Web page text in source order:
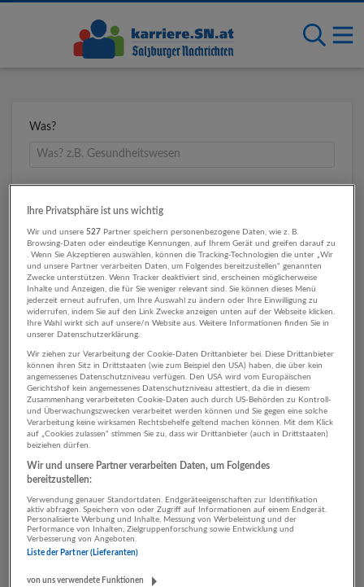
Was?
Umkreis
1 Handwerk Öffentliche
Verwaltung Unternehmen
Ihre Privatsphäre ist uns wichtig
Wir und unsere527 Partner speichern personenbezogene Daten, wie z. B.
Browsing-Daten oder eindeutige Kennungen, auf Ihrem Gerät und greifen darauf zu
. Wenn Sie Akzeptieren auswählen, können die Tracking-Technologien die unter „Wir
und unsere Partner verarbeiten Daten, um Folgendes bereitzustellen“ genannten
Zwecke unterstützen. Wenn Tracker deaktiviert sind, erscheinen möglicherweise
Inhalte und Anzeigen, die für Sie weniger relevant sind. Sie können dieses Menü
jederzeit erneut aufrufen, um Ihre Auswahl zu ändern oder Ihre Einwilligung zu
widerrufen, indem Sie auf den Link Zwecke anzeigen unten auf der Webseite klicken.
Ihre Wahl wirkt sich auf unsere/n Website aus. Weitere Informationen finden Sie in
unserer Datenschutzerklärung.
Wir ziehen zur Verarbeitung der Cookie-Daten Drittanbieter bei. Diese Drittanbieter
können ihren Sitz in Drittstaaten (wie zum Beispiel den USA) haben, die über kein
angemessenes Datenschutzniveau verfügen. Den USA wird vom Europäischen
Gerichtshof kein angemessenes Datenschutzniveau attestiert, da die in diesem
Zusammenhang verarbeiteten Cookie-Daten auch durch US-Behörden zu Kontroll-
und Überwachungszwecken verarbeitet werden können und Sie gegen eine solche
Verarbeitung keine wirksamen Rechtsbehelfe geltend machen können. Mit dem Klick
auf „Cookies zulassen“ stimmen Sie zu, dass wir Drittanbieter (auch in Drittstaaten)
beiziehen dürfen.
Wir und unsere Partner verarbeiten Daten, um Folgendes
bereitzustellen:
Verwendung genauer Standortdaten. Endgeräteeigenschaften zur Identifikation
aktiv abfragen. Speichern von oder Zugriff auf Informationen auf einem Endgerät.
Personalisierte Werbung und Inhalte, Messung von Werbeleistung und der
Performance von Inhalten, Zielgruppenforschung sowie Entwicklung und
Verbesserung von Angeboten.
Liste der Partner (Lieferanten)
von uns verwendete Funktionen